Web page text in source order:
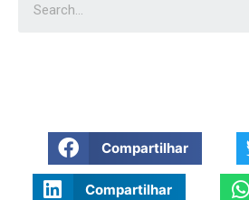
Compartilhar
Compartilhar